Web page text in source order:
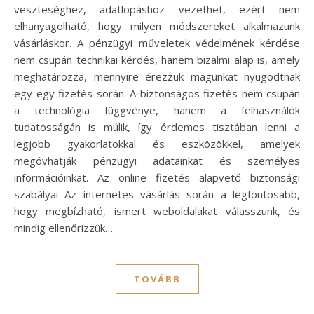
veszteséghez, adatlopáshoz vezethet, ezért nem
elhanyagolható, hogy milyen módszereket alkalmazunk
vásárláskor. A pénzügyi műveletek védelmének kérdése
nem csupán technikai kérdés, hanem bizalmi alap is, amely
meghatározza, mennyire érezzük magunkat nyugodtnak
egy-egy fizetés során. A biztonságos fizetés nem csupán
a technológia függvénye, hanem a felhasználók
tudatosságán is múlik, így érdemes tisztában lenni a
legjobb gyakorlatokkal és eszközökkel, amelyek
megóvhatják pénzügyi adatainkat és személyes
információinkat. Az online fizetés alapvető biztonsági
szabályai Az internetes vásárlás során a legfontosabb,
hogy megbízható, ismert weboldalakat válasszunk, és
mindig ellenőrizzük…
TOVÁBB